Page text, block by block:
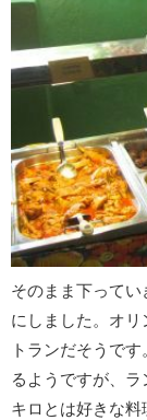
そのまま下ってい
にしました。オ
トランだそうで
るようですが、
キロとは好きな